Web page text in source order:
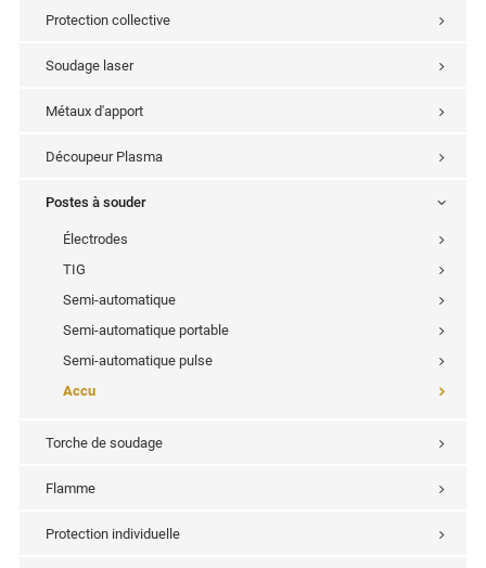
Protection collective
Soudage laser
Métaux d'apport
Découpeur Plasma
Postes à souder
Électrodes
TIG
Semi-automatique
Semi-automatique portable
Semi-automatique pulse
Accu
Torche de soudage
Flamme
Protection individuelle